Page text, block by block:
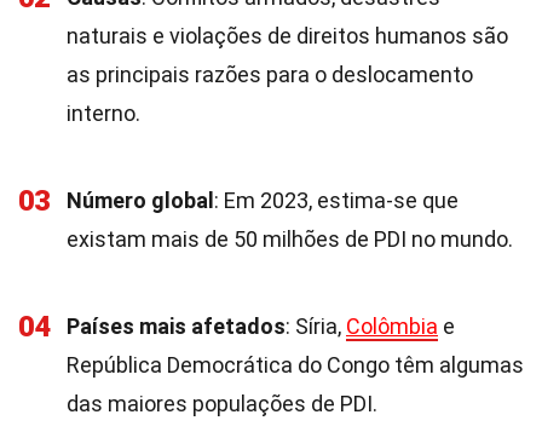
naturais e violações de direitos humanos são
as principais razões para o deslocamento
interno.
03 Número global : Em 2023, estima-se que
existam mais de 50 milhões de PDI no mundo.
04 Países mais afetados: Síria, Colômbia e
República Democrática do Congo têm algumas
das maiores populações de PDI.